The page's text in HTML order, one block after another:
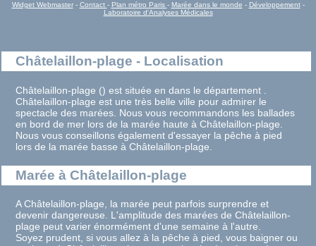
Widget Webmaster- Contact - Plan métro Paris - Marée dans le monde - Développement-
Laboratoire d'Analyses Médicales
Châtelaillon-plage - Localisation
Châtelaillon-plage () est située en dans le département .
Châtelaillon-plage est une très belle ville pour admirer le
spectacle des marées. Nous vous recommandons les ballades
en bord de mer lors de la marée haute à Châtelaillon-plage.
Nous vous conseillons également d'essayer la pêche à pied
lors de la marée basse à Châtelaillon-plage.
Marée à Châtelaillon-plage
A Châtelaillon-plage, la marée peut parfois surprendre et
devenir dangereuse. L'amplitude des marées de Châtelaillon-
plage peut varier énormément d'une semaine à l'autre.
Soyez prudent, si vous allez à la pêche à pied, vous baigner ou